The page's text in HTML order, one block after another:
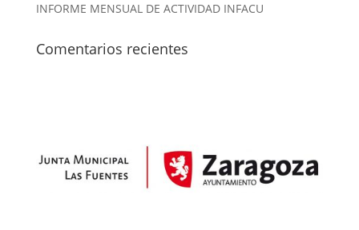
INFORME MENSUAL DE ACTIVIDAD INFACU
Comentarios recientes